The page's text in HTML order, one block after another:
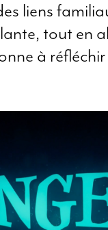
liens
tout en
à